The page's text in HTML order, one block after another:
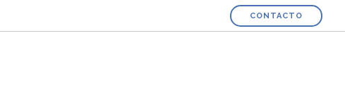
CONTACTO